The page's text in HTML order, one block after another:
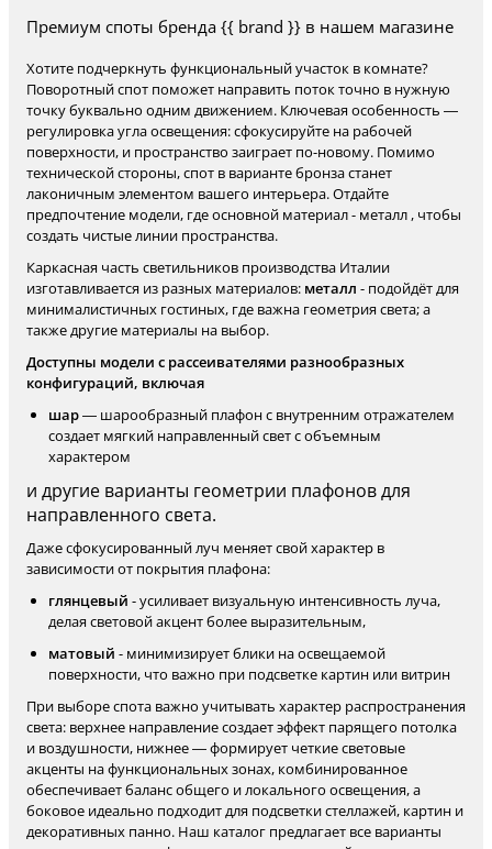
Премиум споты бренда {{ brand }} в нашем магазине
Хотите подчеркнуть функциональный участок в комнате?
Поворотный спот поможет направить поток точно в нужную
точку буквально одним движением. Ключевая особенность —
регулировка угла освещения: сфокусируйте на рабочей
поверхности, и пространство заиграет по-новому. Помимо
технической стороны, спот в варианте бронза станет
лаконичным элементом вашего интерьера. Отдайте
предпочтение модели, где основной материал - металл , чтобы
создать чистые линии пространства.
Каркасная часть светильников производства Италии
изготавливается из разных материалов: металл - подойдёт для
минималистичных гостиных, где важна геометрия света; а
также другие материалы на выбор.
Доступны модели с рассеивателями разнообразных
конфигураций, включая
шар— шарообразный плафон с внутренним отражателем
создает мягкий направленный свет с объемным
характером
и другие варианты геометрии плафонов для
направленного света.
Даже сфокусированный луч меняет свой характер в
зависимости от покрытия плафона:
глянцевый - усиливает визуальную интенсивность луча,
делая световой акцент более выразительным,
матовый - минимизирует блики на освещаемой
поверхности, что важно при подсветке картин или витрин
При выборе спота важно учитывать характер распространения
света: верхнее направление создает эффект парящего потолка
и воздушности, нижнее — формирует четкие световые
акценты на функциональных зонах, комбинированное
обеспечивает баланс общего и локального освещения, а
боковое идеально подходит для подсветки стеллажей, картин и
декоративных панно. Наш каталог предлагает все варианты